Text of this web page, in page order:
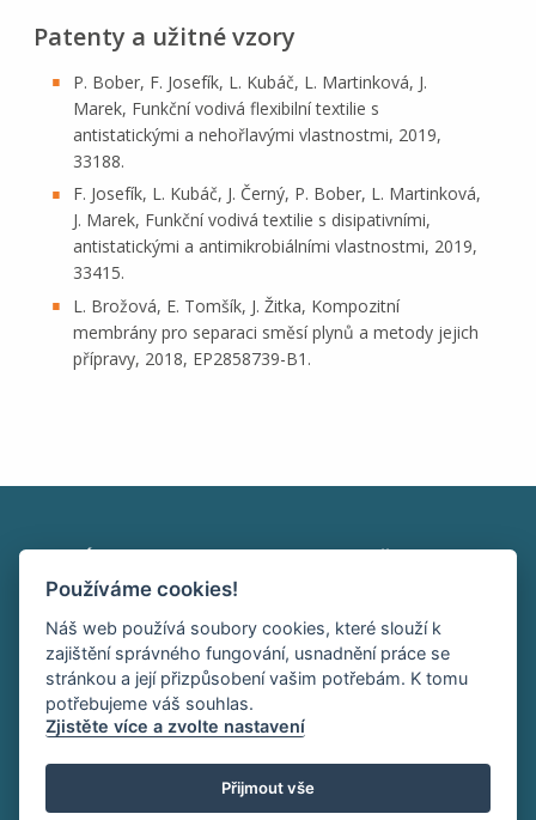
Patenty a užitné vzory
P. Bober, F. Josefík, L. Kubáč, L. Martinková, J.
Marek, Funkční vodivá flexibilní textilie s
antistatickými a nehořlavými vlastnostmi, 2019,
33188.
F. Josefík, L. Kubáč, J. Černý, P. Bober, L. Martinková,
J. Marek, Funkční vodivá textilie s disipativními,
antistatickými a antimikrobiálními vlastnostmi, 2019,
33415.
L. Brožová, E. Tomšík, J. Žitka, Kompozitní
membrány pro separaci směsí plynů a metody jejich
přípravy, 2018, EP2858739-B1.
Heyrovského nám. 2
tel:+420 296 809 111
office@imc.cas.cz
Sledujte nás:
Používáme cookies!
Náš web používá soubory cookies, které slouží k
zajištění správného fungování, usnadnění práce se
stránkou a její přizpůsobení vašim potřebám. K tomu
potřebujeme váš souhlas.
Zjistěte více a zvolte nastavení
Přijmout vše